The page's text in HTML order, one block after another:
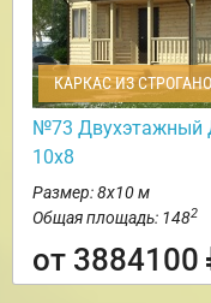
КАРКАС ИЗ
№73 Двухэтажный
10х8
Размер: 8х10 м
Общая площадь: 1482
от 3884100